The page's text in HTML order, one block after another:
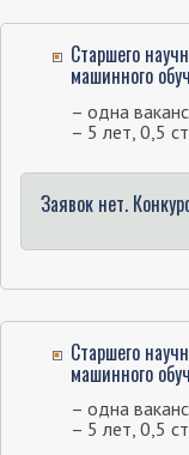
Старшего
машинного
– одна
– 5 лет, 0,5
Заявок нет.
Старшего
машинного
– одна
– 5 лет, 0,5